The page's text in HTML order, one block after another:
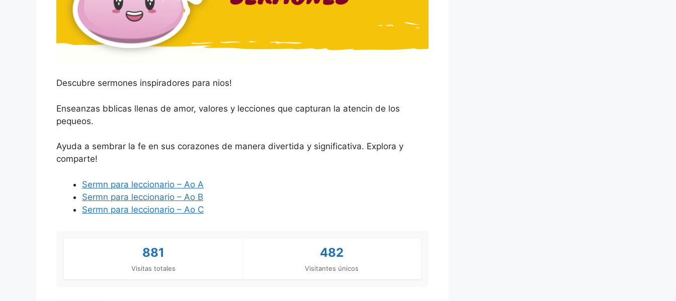
Descubre sermones inspiradores para nios!
Enseanzas bblicas llenas de amor, valores y lecciones que capturan la atencin de los
pequeos.
Ayuda a sembrar la fe en sus corazones de manera divertida y significativa. Explora y
comparte!
Sermn para leccionario – Ao A
Sermn para leccionario – Ao B
Sermn para leccionario – Ao C
881
Visitas totales
482
Visitantes únicos